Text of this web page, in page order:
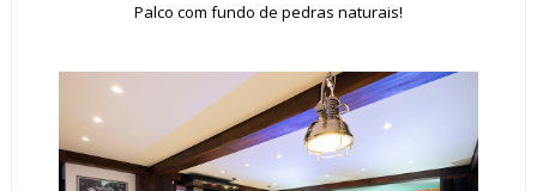
Palco com fundo de pedras naturais!